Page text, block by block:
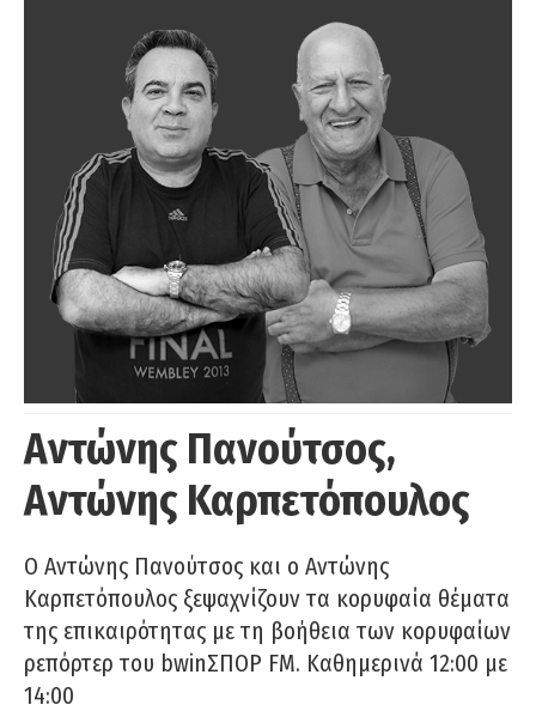
Αντώνης Πανούτσος,
Αντώνης Καρπετόπουλος
Ο Αντώνης Πανούτσος και ο Αντώνης
Καρπετόπουλος ξεψαχνίζουν τα κορυφαία θέματα
της επικαιρότητας με τη βοήθεια των κορυφαίων
ρεπόρτερ του bwinΣΠΟΡ FM. Καθημερινά 12:00 με
14:00